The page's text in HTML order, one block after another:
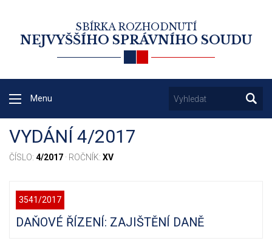
SBÍRKA ROZHODNUTÍ
NEJVYŠŠÍHO SPRÁVNÍHO SOUDU
Menu
VYDÁNÍ 4/2017
ČÍSLO: 4/2017 · ROČNÍK: XV
3541/2017
DAŇOVÉ ŘÍZENÍ: ZAJIŠTĚNÍ DANĚ